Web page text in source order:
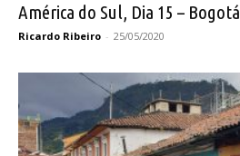
América do Sul, Dia 15 – Bogotá
Ricardo Ribeiro - 25/05/2020